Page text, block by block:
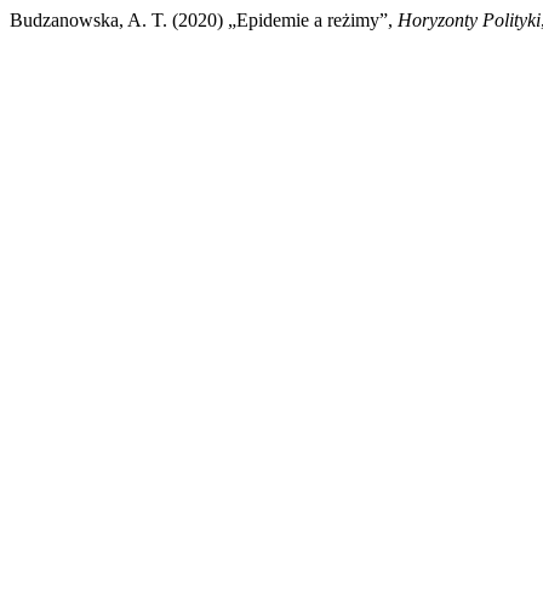
Budzanowska, A. T. (2020) „Epidemie a reżimy”, Horyzonty Polityki